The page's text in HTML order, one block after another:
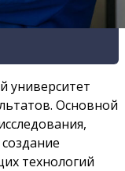
университет
Основной
технологий